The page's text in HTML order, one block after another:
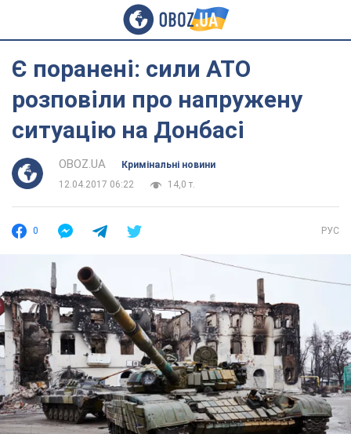
Є поранені: сили АТО
розповіли про напружену
ситуацію на Донбасі
OBOZ.UA
Кримінальні новини
12.04.2017 06:22
14,0 т.
0 РУС